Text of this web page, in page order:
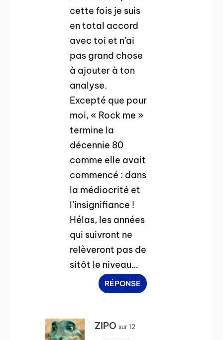
cette fois je suis
en total accord
avec toi et n’ai
pas grand chose
à ajouter à ton
analyse.
Excepté que pour
moi, « Rock me »
termine la
décennie 80
comme elle avait
commencé : dans
la médiocrité et
l’insignifiance !
Hélas, les années
qui suivront ne
relèveront pas de
sitôt le niveau…
RÉPONSE
ZIPO sur 12